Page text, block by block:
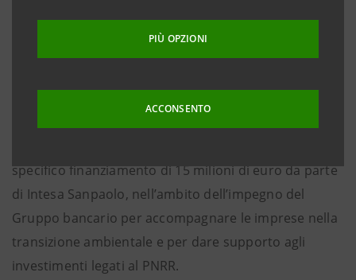
PIÙ OPZIONI
ACCONSENTO
specifico finanziamento di 15 milioni di euro da parte
di Intesa Sanpaolo, nell’ambito dell’impegno del
Gruppo bancario per accompagnare le imprese nella
transizione ambientale e per dare supporto agli
investimenti legati al PNRR.